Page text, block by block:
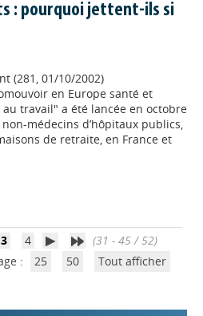
: pourquoi jettent-ils si
(281, 01/10/2002)
en Europe santé et
travail" a été lancée en octobre
médecins d’hôpitaux publics,
de retraite, en France et
3 4
(31 - 45 / 52)
:
25 50 Tout afficher